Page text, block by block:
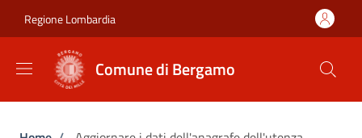
Regione Lombardia
Comune di Bergamo